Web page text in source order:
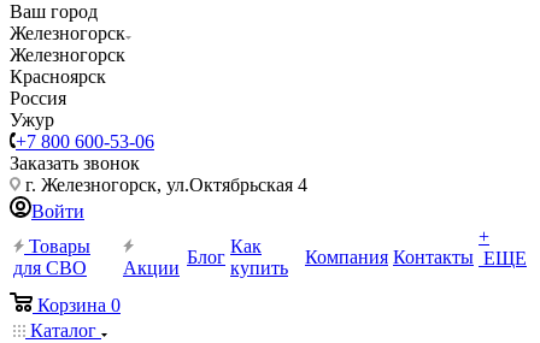
Ваш город
Железногорск
Железногорск
Красноярск
Россия
Ужур
+7 800 600-53-06
Заказать звонок
г. Железногорск, ул.Октябрьская 4
Войти
Товары
для СВО
Акции
Блог
Как
купить
Компания Контакты
+
ЕЩЕ
Корзина 0
Каталог